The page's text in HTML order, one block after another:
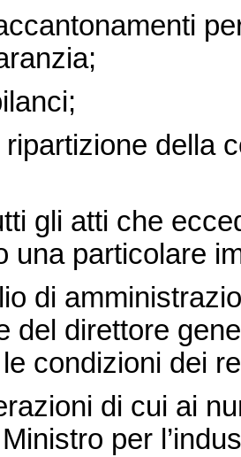
della
gli atti che
una particolare
di
del direttore
condizioni dei
di cui ai
per